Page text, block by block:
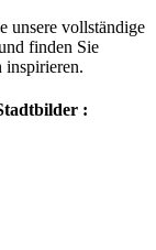
unsere vollständige
finden Sie
inspirieren.
: